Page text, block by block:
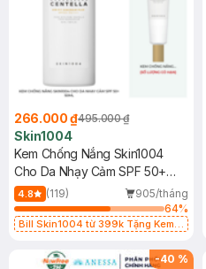
266.000 ₫495.000 ₫
Skin1004
Kem Chống Nắng Skin1004
Cho Da Nhạy Cảm SPF 50+
50ml
4.8 (119)
905/tháng
64%
Bill Skin1004 từ 399k Tặng Kem
SPF 50+ 20ml (SL Có Hạn)
-40 %